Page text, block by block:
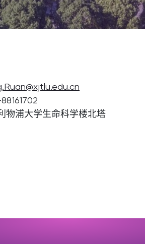
物浦大学生命科学楼北塔